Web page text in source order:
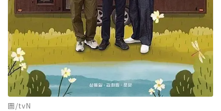
圖/tvN